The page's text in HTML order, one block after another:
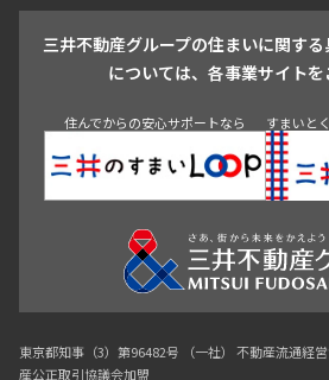
青山 渋谷 東京・大手町 新宿 品川
三井不動産グループの住まいに関す
については、各事業サイト
住んでからの安心サポートなら すまいと
東京都知事（3）第96482号 （一社） 不動産流通経
産公正取引協議会加盟